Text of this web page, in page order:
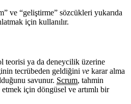
ve “geliştirme” sözcükleri yukarıda
için kullanılır.
teorisi ya da deneycilik üzerine
tecrübeden geldiğini ve karar alma
savunur. Scrum, tahmin
için döngüsel ve artımlı bir